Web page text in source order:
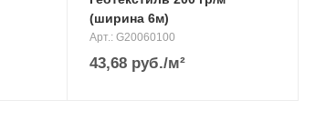
(ширина 6м)
Арт.: G20060100
43,68 руб./м²